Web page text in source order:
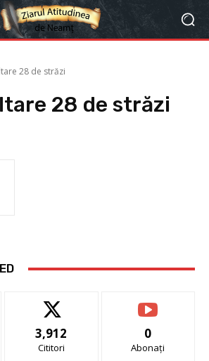
28 de străzi
28 de străzi
3,912
Cititori
0
Abonați